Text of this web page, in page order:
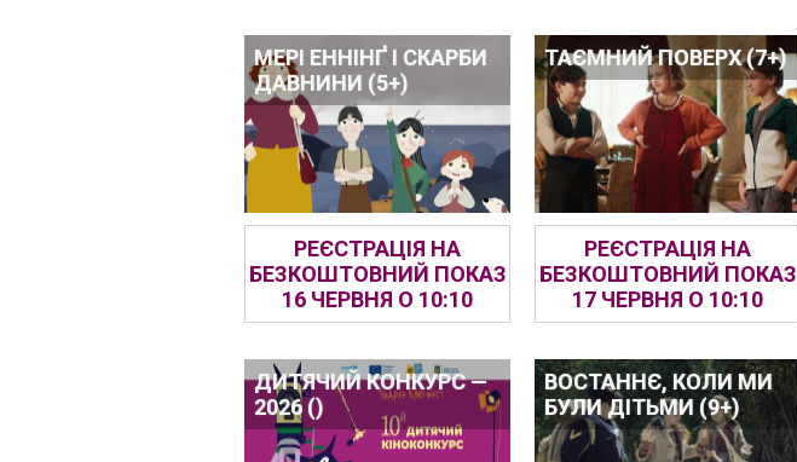
МЕРІ ЕННІНҐ І СКАРБИ
ДАВНИНИ (5+)
РЕЄСТРАЦІЯ НА
БЕЗКОШТОВНИЙ ПОКАЗ
16 ЧЕРВНЯ О 10:10
ТАЄМНИЙ ПОВЕРХ (7+)
РЕЄСТРАЦІЯ НА
БЕЗКОШТОВНИЙ ПОКАЗ
17 ЧЕРВНЯ О 10:10
ДИТЯЧИЙ КОНКУРС —
2026 ()
ВОСТАННЄ, КОЛИ МИ
БУЛИ ДІТЬМИ (9+)